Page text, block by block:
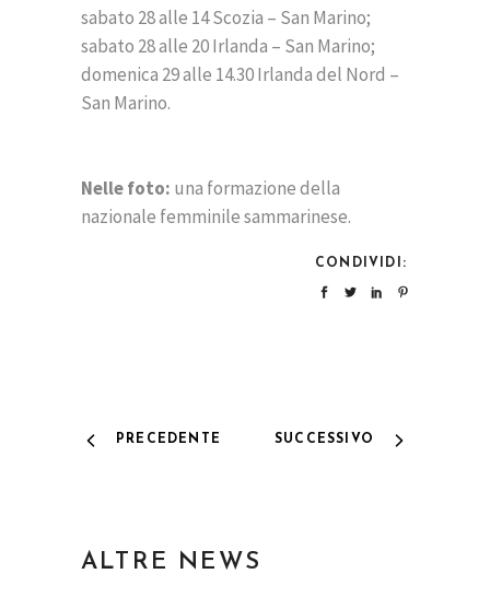
sabato 28 alle 14 Scozia – San Marino;
sabato 28 alle 20 Irlanda – San Marino;
domenica 29 alle 14.30 Irlanda del Nord –
San Marino.
Nelle foto: una formazione della
nazionale femminile sammarinese.
CONDIVIDI:
PRECEDENTE SUCCESSIVO
ALTRE NEWS